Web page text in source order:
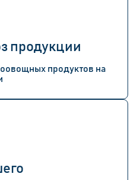
продукции
продуктов на